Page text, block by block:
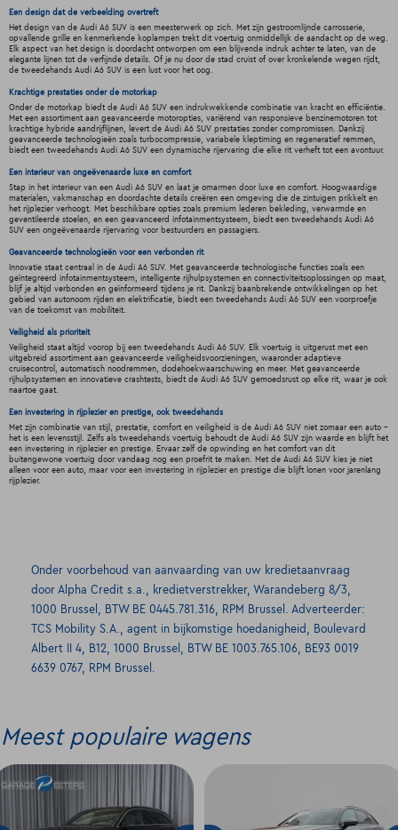
Een design dat de verbeelding overtreft
Het design van de Audi A6 SUV is een meesterwerk op zich. Met zijn gestroomlijnde carrosserie,
opvallende grille en kenmerkende koplampen trekt dit voertuig onmiddellijk de aandacht op de weg.
Elk aspect van het design is doordacht ontworpen om een blijvende indruk achter te laten, van de
elegante lijnen tot de verfijnde details. Of je nu door de stad cruist of over kronkelende wegen rijdt,
de tweedehands Audi A6 SUV is een lust voor het oog.
Krachtige prestaties onder de motorkap
Onder de motorkap biedt de Audi A6 SUV een indrukwekkende combinatie van kracht en efficiëntie.
Met een assortiment aan geavanceerde motoropties, variërend van responsieve benzinemotoren tot
krachtige hybride aandrijflijnen, levert de Audi A6 SUV prestaties zonder compromissen. Dankzij
geavanceerde technologieën zoals turbocompressie, variabele kleptiming en regeneratief remmen,
biedt een tweedehands Audi A6 SUV een dynamische rijervaring die elke rit verheft tot een avontuur.
Een interieur van ongeëvenaarde luxe en comfort
Stap in het interieur van een Audi A6 SUV en laat je omarmen door luxe en comfort. Hoogwaardige
materialen, vakmanschap en doordachte details creëren een omgeving die de zintuigen prikkelt en
het rijplezier verhoogt. Met beschikbare opties zoals premium lederen bekleding, verwarmde en
geventileerde stoelen, en een geavanceerd infotainmentsysteem, biedt een tweedehands Audi A6
SUV een ongeëvenaarde rijervaring voor bestuurders en passagiers.
Geavanceerde technologieën voor een verbonden rit
Innovatie staat centraal in de Audi A6 SUV. Met geavanceerde technologische functies zoals een
geïntegreerd infotainmentsysteem, intelligente rijhulpsystemen en connectiviteitsoplossingen op maat,
blijf je altijd verbonden en geïnformeerd tijdens je rit. Dankzij baanbrekende ontwikkelingen op het
gebied van autonoom rijden en elektrificatie, biedt een tweedehands Audi A6 SUV een voorproefje
van de toekomst van mobiliteit.
Veiligheid als prioriteit
Veiligheid staat altijd voorop bij een tweedehands Audi A6 SUV. Elk voertuig is uitgerust met een
uitgebreid assortiment aan geavanceerde veiligheidsvoorzieningen, waaronder adaptieve
cruisecontrol, automatisch noodremmen, dodehoekwaarschuwing en meer. Met geavanceerde
rijhulpsystemen en innovatieve crashtests, biedt de Audi A6 SUV gemoedsrust op elke rit, waar je ook
naartoe gaat.
Een investering in rijplezier en prestige, ook tweedehands
Met zijn combinatie van stijl, prestatie, comfort en veiligheid is de Audi A6 SUV niet zomaar een auto -
het is een levensstijl. Zelfs als tweedehands voertuig behoudt de Audi A6 SUV zijn waarde en blijft het
een investering in rijplezier en prestige. Ervaar zelf de opwinding en het comfort van dit
buitengewone voertuig door vandaag nog een proefrit te maken. Met de Audi A6 SUV kies je niet
alleen voor een auto, maar voor een investering in rijplezier en prestige die blijft lonen voor jarenlang
rijplezier.
Onder voorbehoud van aanvaarding van uw kredietaanvraag
door Alpha Credit s.a., kredietverstrekker, Warandeberg 8/3,
1000 Brussel, BTW BE 0445.781.316, RPM Brussel. Adverteerder:
TCS Mobility S.A., agent in bijkomstige hoedanigheid, Boulevard
Albert II 4, B12, 1000 Brussel, BTW BE 1003.765.106, BE93 0019
6639 0767, RPM Brussel.
Meest populaire wagens